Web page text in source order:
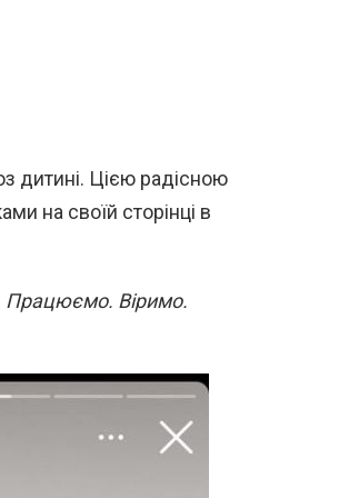
дитині. Цією радісною
на своїй сторінці в
Працюємо. Віримо.